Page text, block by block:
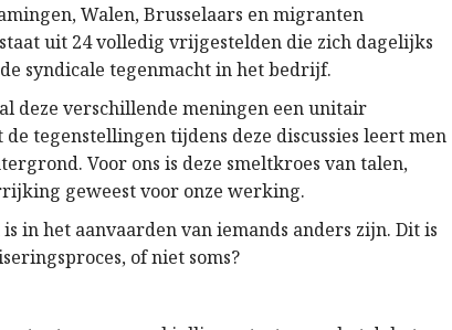
Walen, Brusselaars en migranten
uit 24 volledig vrijgestelden die zich dagelijks
syndicale tegenmacht in het bedrijf.
deze verschillende meningen een unitair
tegenstellingen tijdens deze discussies leert men
Voor ons is deze smeltkroes van talen,
geweest voor onze werking.
in het aanvaarden van iemands anders zijn. Dit is
of niet soms?